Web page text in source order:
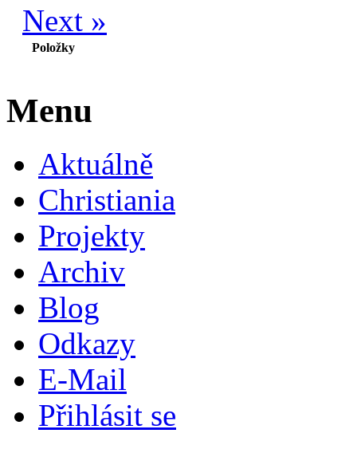
Next »
Položky
Menu
Aktuálně
Christiania
Projekty
Archiv
Blog
Odkazy
E-Mail
Přihlásit se